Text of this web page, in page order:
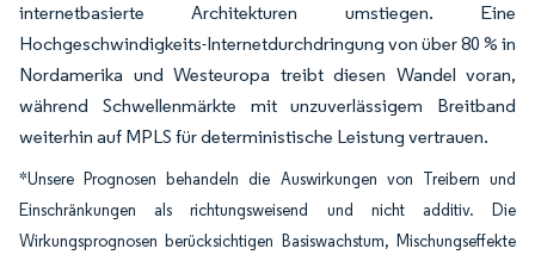
internetbasierte Architekturen umstiegen. Eine
Hochgeschwindigkeits-Internetdurchdringung von über 80 % in
Nordamerika und Westeuropa treibt diesen Wandel voran,
während Schwellenmärkte mit unzuverlässigem Breitband
weiterhin auf MPLS für deterministische Leistung vertrauen.
*Unsere Prognosen behandeln die Auswirkungen von Treibern und
Einschränkungen als richtungsweisend und nicht additiv. Die
Wirkungsprognosen berücksichtigen Basiswachstum, Mischungseffekte